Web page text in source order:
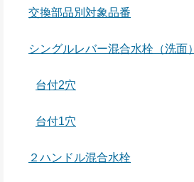
交換部品別対象品番
シングルレバー混合水栓（洗面）
台付2穴
台付1穴
２ハンドル混合水栓